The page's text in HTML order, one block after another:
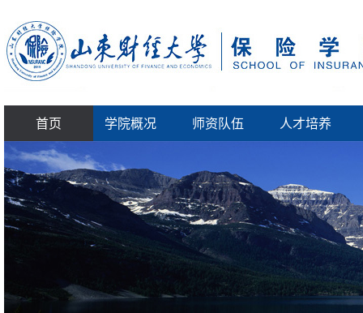
首页 学院概况 师资队伍 人才培养